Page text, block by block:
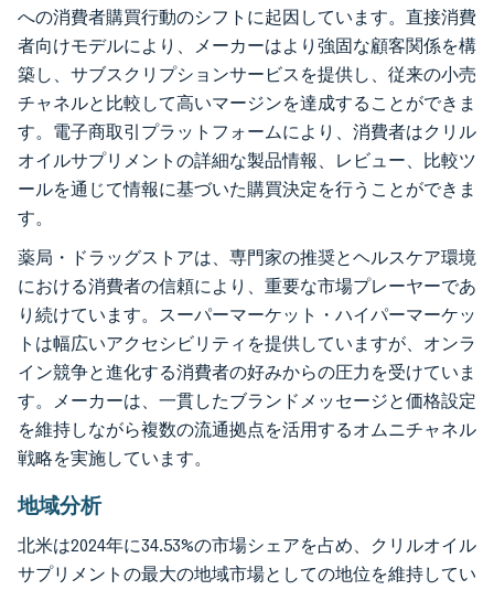
への消費者購買行動のシフトに起因しています。直接消費
者向けモデルにより、メーカーはより強固な顧客関係を構
築し、サブスクリプションサービスを提供し、従来の小売
チャネルと比較して高いマージンを達成することができま
す。電子商取引プラットフォームにより、消費者はクリル
オイルサプリメントの詳細な製品情報、レビュー、比較ツ
ールを通じて情報に基づいた購買決定を行うことができま
す。
薬局・ドラッグストアは、専門家の推奨とヘルスケア環境
における消費者の信頼により、重要な市場プレーヤーであ
り続けています。スーパーマーケット・ハイパーマーケッ
トは幅広いアクセシビリティを提供していますが、オンラ
イン競争と進化する消費者の好みからの圧力を受けていま
す。メーカーは、一貫したブランドメッセージと価格設定
を維持しながら複数の流通拠点を活用するオムニチャネル
戦略を実施しています。
地域分析
北米は2024年に34.53%の市場シェアを占め、クリルオイル
サプリメントの最大の地域市場としての地位を維持してい